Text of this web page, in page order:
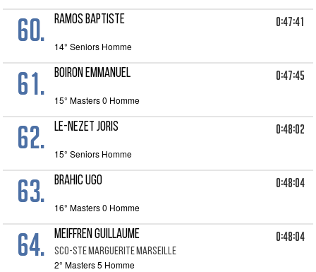
60. RAMOS BAPTISTE 0:47:41
14° Seniors Homme
61. BOIRON EMMANUEL 0:47:45
15° Masters 0 Homme
62. LE-NEZET JORIS 0:48:02
15° Seniors Homme
63. BRAHIC UGO 0:48:04
16° Masters 0 Homme
64. MEIFFREN GUILLAUME
SCO-STE MARGUERITE MARSEILLE
0:48:04
2° Masters 5 Homme